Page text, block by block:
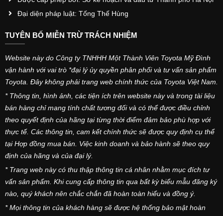
Đại diện pháp luật: Tống Thế Hùng
TUYÊN BỐ MIỄN TRỪ TRÁCH NHIỆM
Website này do Công ty TNHHH Một Thành Viên Toyota Mỹ Đình
vận hành với vai trò *đại lý ủy quyền phân phối và tư vấn sản phẩm
Toyota. Đây không phải trang web chính thức của Toyota Việt Nam.
* Thông tin, hình ảnh, các tiện ích trên website này và trong tài liệu
bán hàng chỉ mang tính chất tương đối và có thể được điều chỉnh
theo quyết định của hãng tại từng thời điểm đảm bảo phù hợp với
thực tế. Các thông tin, cam kết chính thức sẽ được quy định cụ thể
tại Hợp đồng mua bán. Việc kinh doanh và bảo hành sẽ theo quy
định của hãng và của đại lý.
* Trang web này có thu thập thông tin cá nhân nhằm mục đích tư
vấn sản phẩm. Khi cung cấp thông tin qua bất kỳ biểu mẫu đăng ký
nào, quý khách nên chắc chắn đã hoàn toàn hiểu và đồng ý.
* Mọi thông tin của khách hàng sẽ được hệ thống bảo mật hoàn